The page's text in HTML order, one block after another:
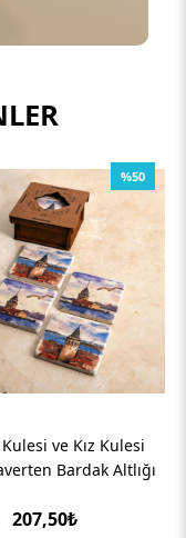
ve Kız Kulesi
Bardak Altlığı
207,50₺
%50